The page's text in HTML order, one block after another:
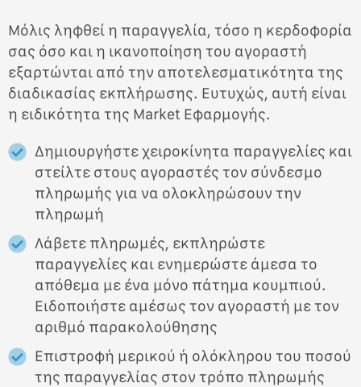
Μόλις ληφθεί η παραγγελία, τόσο η κερδοφορία
σας όσο και η ικανοποίηση του αγοραστή
εξαρτώνται από την αποτελεσματικότητα της
διαδικασίας εκπλήρωσης. Ευτυχώς, αυτή είναι
η ειδικότητα της Market Εφαρμογής.
Δημιουργήστε χειροκίνητα παραγγελίες και
στείλτε στους αγοραστές τον σύνδεσμο
πληρωμής για να ολοκληρώσουν την
πληρωμή
Λάβετε πληρωμές, εκπληρώστε
παραγγελίες και ενημερώστε άμεσα το
απόθεμα με ένα μόνο πάτημα κουμπιού.
Ειδοποιήστε αμέσως τον αγοραστή με τον
αριθμό παρακολούθησης
Επιστροφή μερικού ή ολόκληρου του ποσού
της παραγγελίας στον τρόπο πληρωμής